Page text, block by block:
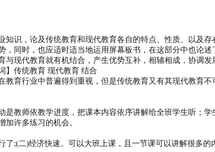
知识，论及传统教育和现代教育各自的特点、性质、以及
同时，也应适时适当地运用屏幕板书，在这部分中也论
现代教育就有机结合，产生优势互补，相辅相成，协调
】传统教育 现代教育 结合
教育行业中普遍得到重视，但是传统教育又有其现代教育
教师依教学进度，把课本内容依序讲解给全班学生听；
许多练习的机会。
;(二)经济快速。可以大班上课，且一节课可以讲解很多的